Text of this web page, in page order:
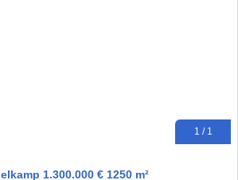
1 / 1
1.300.000 € 1250 m²